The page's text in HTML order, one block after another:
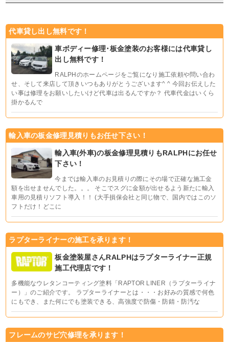
代車貸し出し無料です！
車ボディー修理･板金塗装のお客様には代車貸し
出し無料です！
RALPHのホームページをご覧になり施工依頼や問い合わ
せ、そして来店して頂きいつもありがとうございます^ ^ 今回お伝えした
い事は修理をお願いしたいけど代車は出るんですか？ 代車代金はいくら
掛かるんで
輸入車の板金修理見積りもお任せ下さい！
輸入車(外車)の板金修理見積りもRALPHにお任せ
下さい！
今までは輸入車のお見積りの際にその場で正確な施工金
額を出せませんでした。。。 そこでスグに金額が出せるよう新たに輸入
車用の見積りソフト導入！！ (大手損保会社と同じ物で、国内ではこのソ
フトだけ！どこに
ラプターライナーの施工を承ります！
板金塗装屋さんRALPHはラプターライナー正規
施工代理店です！
多機能なウレタンコーティング塗料「RAPTOR LINER（ラプターライナ
ー）」のご紹介です。 ラプターライナーとは・・・お好みの質感で何色
にもでき、また何にでも塗装できる、高強度で防傷・防錆・防汚な
フレームのサビ穴修理を承ります！